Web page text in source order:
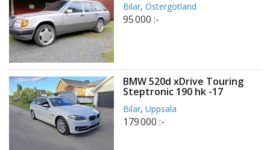
Bilar,Östergötland
95 000 :-
BMW 520d xDrive Touring
Steptronic 190 hk -17
Bilar,Uppsala
179 000 :-